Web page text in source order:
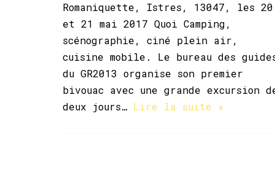
Romaniquette, Istres, 13047, les 20
et 21 mai 2017 Quoi Camping,
scénographie, ciné plein air,
cuisine mobile. Le bureau des
du GR2013 organise son premier
bivouac avec une grande excursion
deux jours… Lire la suite »